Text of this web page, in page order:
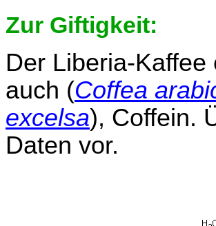
Zur Giftigkeit:
Der Liberia-
auch (Coffea
excelsa), Coffein.
Daten vor.